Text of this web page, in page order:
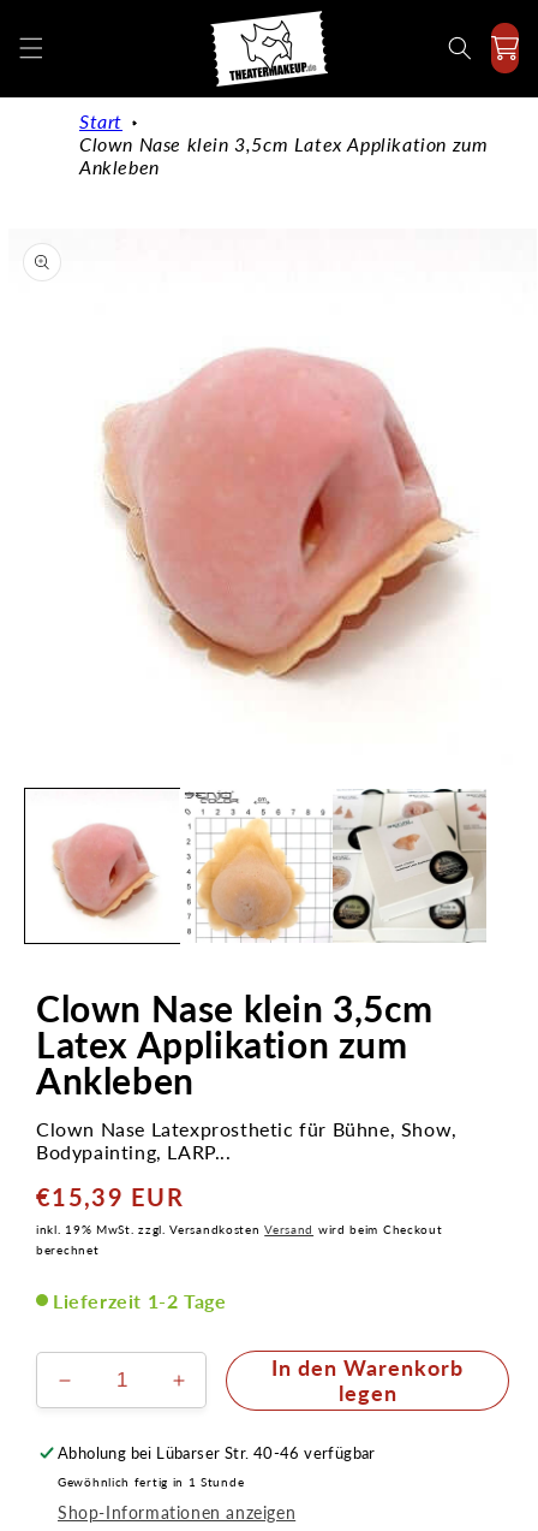
Inhalt
Start
Clown Nase klein 3,5cm Latex Applikation zum
Ankleben
Clown Nase klein 3,5cm
Latex Applikation zum
Ankleben
Clown Nase Latexprosthetic für Bühne, Show,
Bodypainting, LARP...
Normaler
Preis
€15,39 EUR
inkl. 19% MwSt. zzgl. VersandkostenVersand wird beim Checkout
berechnet
Lieferzeit 1-2 Tage
Verringere
die
Menge
für
Clown
Nase
Erhöhe
die
Menge
für
Clown
Nase
In den Warenkorb
legen
Abholung bei Lübarser Str. 40-46 verfügbar
Gewöhnlich fertig in 1 Stunde
Shop-Informationen anzeigen